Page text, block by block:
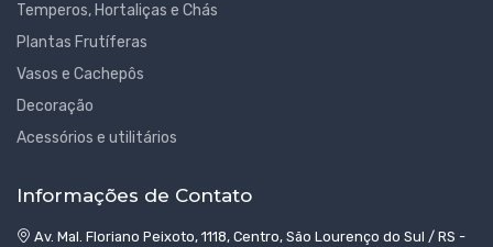
Temperos, Hortaliças e Chás
Plantas Frutíferas
Vasos e Cachepôs
Decoração
Acessórios e utilitários
Informações de Contato
Av. Mal. Floriano Peixoto, 1118, Centro, São Lourenço do Sul / RS -